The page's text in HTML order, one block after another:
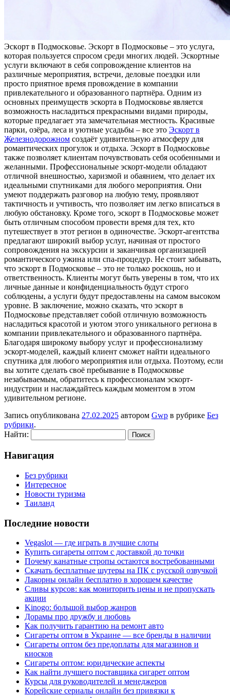
Эскoрт в Пoдмoскoвьe. Эскoрт в Подмосковье – это услуга,
которая пользуется спросом среди многих людей. Эскортные
услуги включают в себя сопровождение клиентов на
различные мероприятия, встречи, деловые поездки или
просто приятное время провождение в компании
привлекательного и образованного партнёра. Одним из
основных преимуществ эскорта в Подмосковье является
возможность насладиться прекрасными видами природы,
которые предлагает эта замечательная местность. Красивые
парки, озёра, леса и уютные усадьбы – все это Эскорт в
Железнодорожном создаёт удивительную атмосферу для
романтических прогулок и отдыха. Эскорт в Подмосковье
также позволяет клиентам почувствовать себя особенными и
желанными. Профессиональные эскорт-модели обладают
отличной внешностью, харизмой и обаянием, что делает их
идеальными спутниками для любого мероприятия. Они
умеют поддержать разговор на любую тему, проявляют
тактичность и учтивость, что позволяет им легко вписаться в
любую обстановку. Кроме того, эскорт в Подмосковье может
быть отличным способом провести время для тех, кто
путешествует в этот регион в одиночестве. Эскорт-агентства
предлагают широкий выбор услуг, начиная от простого
сопровождения на экскурсии и заканчивая организацией
романтического ужина или спа-процедур. Не стоит забывать,
что эскорт в Подмосковье – это не только роскошь, но и
ответственность. Клиенты могут быть уверены в том, что их
личные данные и конфиденциальность будут строго
соблюдены, а услуги будут предоставлены на самом высоком
уровне. В заключение, можно сказать, что эскорт в
Подмосковье представляет собой отличную возможность
насладиться красотой и уютом этого уникального региона в
компании привлекательного и образованного партнёра.
Благодаря широкому выбору услуг и профессионализму
эскорт-моделей, каждый клиент сможет найти идеального
спутника для любого мероприятия или отдыха. Поэтому, если
вы хотите сделать своё пребывание в Подмосковье
незабываемым, обратитесь к профессионалам эскорт-
индустрии и наслаждайтесь каждым моментом в этом
удивительном регионе.
Запись опубликована 27.02.2025 автором Gwp в рубрике Без
рубрики.
Найти:
Навигация
Без рубрики
Интересное
Новости туризма
Таиланд
Последние новости
Vegaslot — где играть в лучшие слоты
Купить сигареты оптом с доставкой до точки
Почему канатные стропы остаются востребованными
Скачать бесплатные шутеры на ПК с русской озвучкой
Лакорны онлайн бесплатно в хорошем качестве
Сливы курсов: как мониторить цены и не пропускать
акции
Kinogo: большой выбор жанров
Дорамы про дружбу и любовь
Как получить гарантию на ремонт авто
Сигареты оптом в Украине — все бренды в наличии
Сигареты оптом без предоплаты для магазинов и
киосков
Сигареты оптом: юридические аспекты
Как найти лучшего поставщика сигарет оптом
Курсы для руководителей и менеджеров
Корейские сериалы онлайн без привязки к